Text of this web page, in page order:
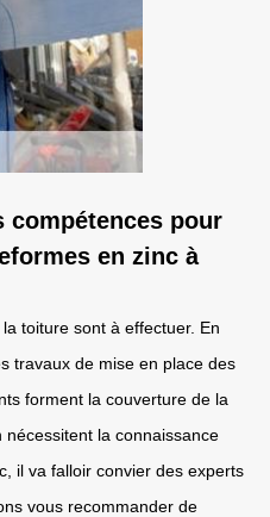
compétences pour
en zinc à
toiture sont à effectuer. En
travaux de mise en place des
forment la couverture de la
la connaissance
il va falloir convier des experts
vous recommander de